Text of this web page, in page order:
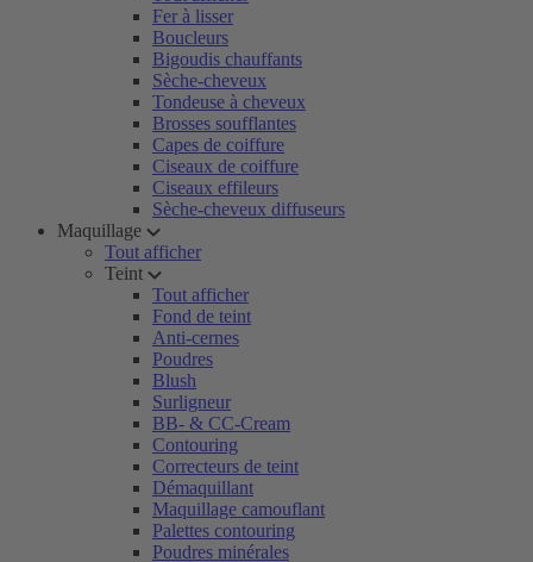
Fer à lisser
Boucleurs
Bigoudis chauffants
Sèche-cheveux
Tondeuse à cheveux
Brosses soufflantes
Capes de coiffure
Ciseaux de coiffure
Ciseaux effileurs
Sèche-cheveux diffuseurs
Maquillage
Tout afficher
Teint
Tout afficher
Fond de teint
Anti-cernes
Poudres
Blush
Surligneur
BB- & CC-Cream
Contouring
Correcteurs de teint
Démaquillant
Maquillage camouflant
Palettes contouring
Poudres minérales